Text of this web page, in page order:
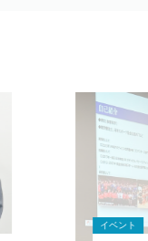
イベント